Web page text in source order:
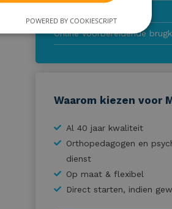
Online voorbereidende
Waarom kiezen voor
Al 40 jaar kwaliteit
Orthopedagogen en
dienst
Op maat & flexibel
Direct starten, indien
POWERED BY COOKIESCRIPT